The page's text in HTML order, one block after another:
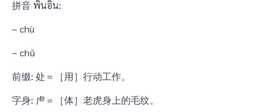
拼音 พินอิน:
– chù
– chǔ
前缀: 处＝［用］行动工作。
字身: 虍＝［体］老虎身上的毛纹。